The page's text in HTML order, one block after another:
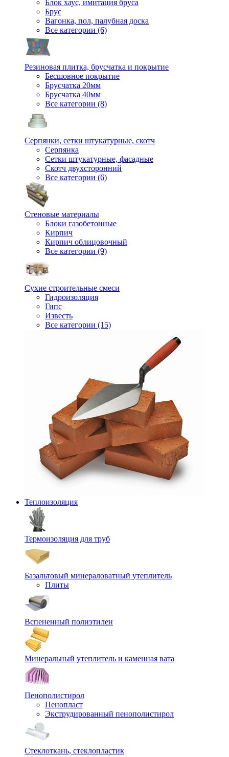
Блок хаус, имитация бруса
Брус
Вагонка, пол, палубная доска
Все категории (6)
Резиновая плитка, брусчатка и покрытие
Бесшовное покрытие
Брусчатка 20мм
Брусчатка 40мм
Все категории (8)
Серпянки, сетки штукатурные, скотч
Серпянка
Сетки штукатурные, фасадные
Скотч двухсторонний
Все категории (6)
Стеновые материалы
Блоки газобетонные
Кирпич
Кирпич облицовочный
Все категории (9)
Сухие строительные смеси
Гидроизоляция
Гипс
Известь
Все категории (15)
Теплоизоляция
Термоизоляция для труб
Базальтовый минераловатный утеплитель
Плиты
Вспененный полиэтилен
Минеральный утеплитель и каменная вата
Пенополистирол
Пенопласт
Экструдированный пенополистирол
Стеклоткань, стеклопластик